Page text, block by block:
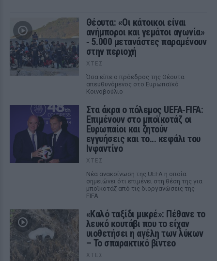
Θέουτα: «Οι κάτοικοι είναι
ανήμποροι και γεμάτοι αγωνία»
‑ 5.000 μετανάστες παραμένουν
στην περιοχή
ΧΤΕΣ
Όσα είπε ο πρόεδρος της Θέουτα
απευθυνόμενος στο Ευρωπαϊκό
Κοινοβούλιο
Στα άκρα ο πόλεμος UEFA‑FIFA:
Επιμένουν στο μποϊκοτάζ οι
Ευρωπαίοι και ζητούν
εγγυήσεις και το... κεφάλι του
Ινφαντίνο
ΧΤΕΣ
Νέα ανακοίνωση της UEFA η οποία
σημειώνει ότι επιμένει στη θέση της για
μποϊκοτάζ από τις διοργανώσεις της
FIFA
«Καλό ταξίδι μικρέ»: Πέθανε το
λευκό κουτάβι που το είχαν
υιοθετήσει η αγέλη των λύκων
– Το σπαρακτικό βίντεο
ΧΤΕΣ